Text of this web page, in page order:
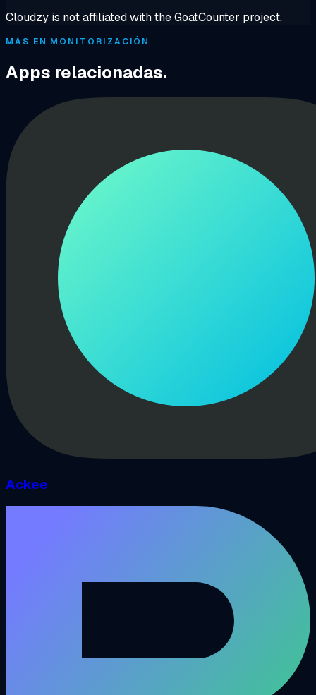
Cloudzy is not affiliated with the GoatCounter project.
MÁS EN MONITORIZACIÓN
Apps relacionadas.
Ackee